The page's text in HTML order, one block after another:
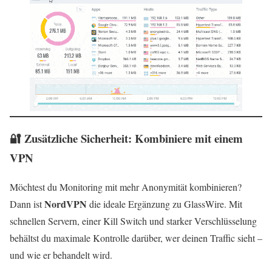
🔐 Zusätzliche Sicherheit: Kombiniere mit einem
VPN
Möchtest du Monitoring mit mehr Anonymität kombinieren?
Dann istNordVPN die ideale Ergänzung zu GlassWire. Mit
schnellen Servern, einer Kill Switch und starker Verschlüsselung
behältst du maximale Kontrolle darüber, wer deinen Traffic sieht –
und wie er behandelt wird.